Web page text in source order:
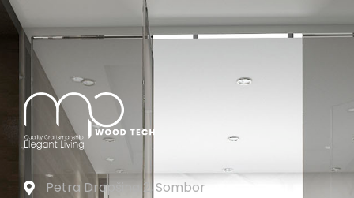
Petra Drapšina 2, Sombor